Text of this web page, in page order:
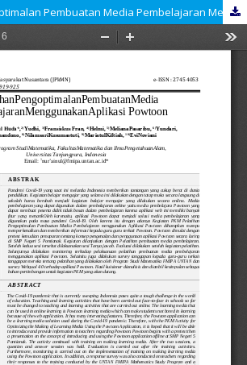
Pelatihan Pengoptimalan Pembuatan Media Pembelajaran Menggunakan Aplikasi Powtoon